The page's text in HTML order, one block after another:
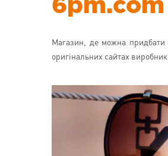
6pm.com
Магазин, де можна придбати
оригінальних сайтах